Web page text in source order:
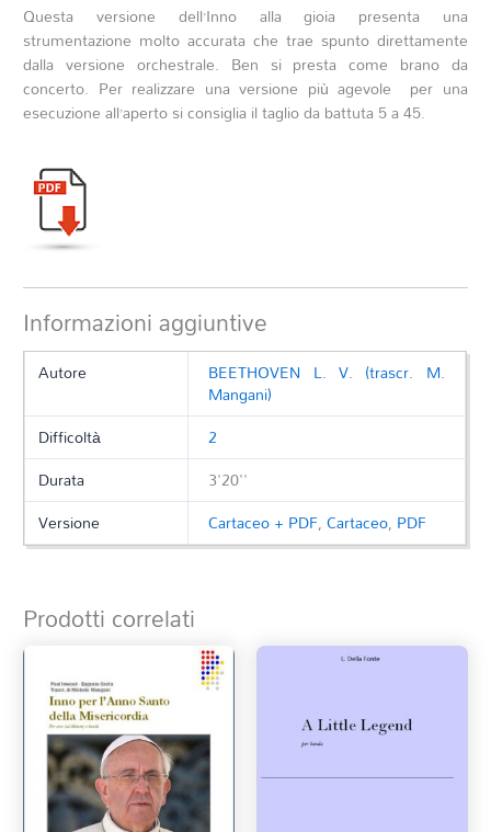
Questa versione dell’Inno alla gioia presenta una
strumentazione molto accurata che trae spunto direttamente
dalla versione orchestrale. Ben si presta come brano da
concerto. Per realizzare una versione più agevole per una
esecuzione all’aperto si consiglia il taglio da battuta 5 a 45.
Informazioni aggiuntive
Autore BEETHOVEN L. V. (trascr. M.
Mangani)
Difficoltà
2
Durata
3'20''
Versione
Cartaceo + PDF,Cartaceo, PDF
Prodotti correlati